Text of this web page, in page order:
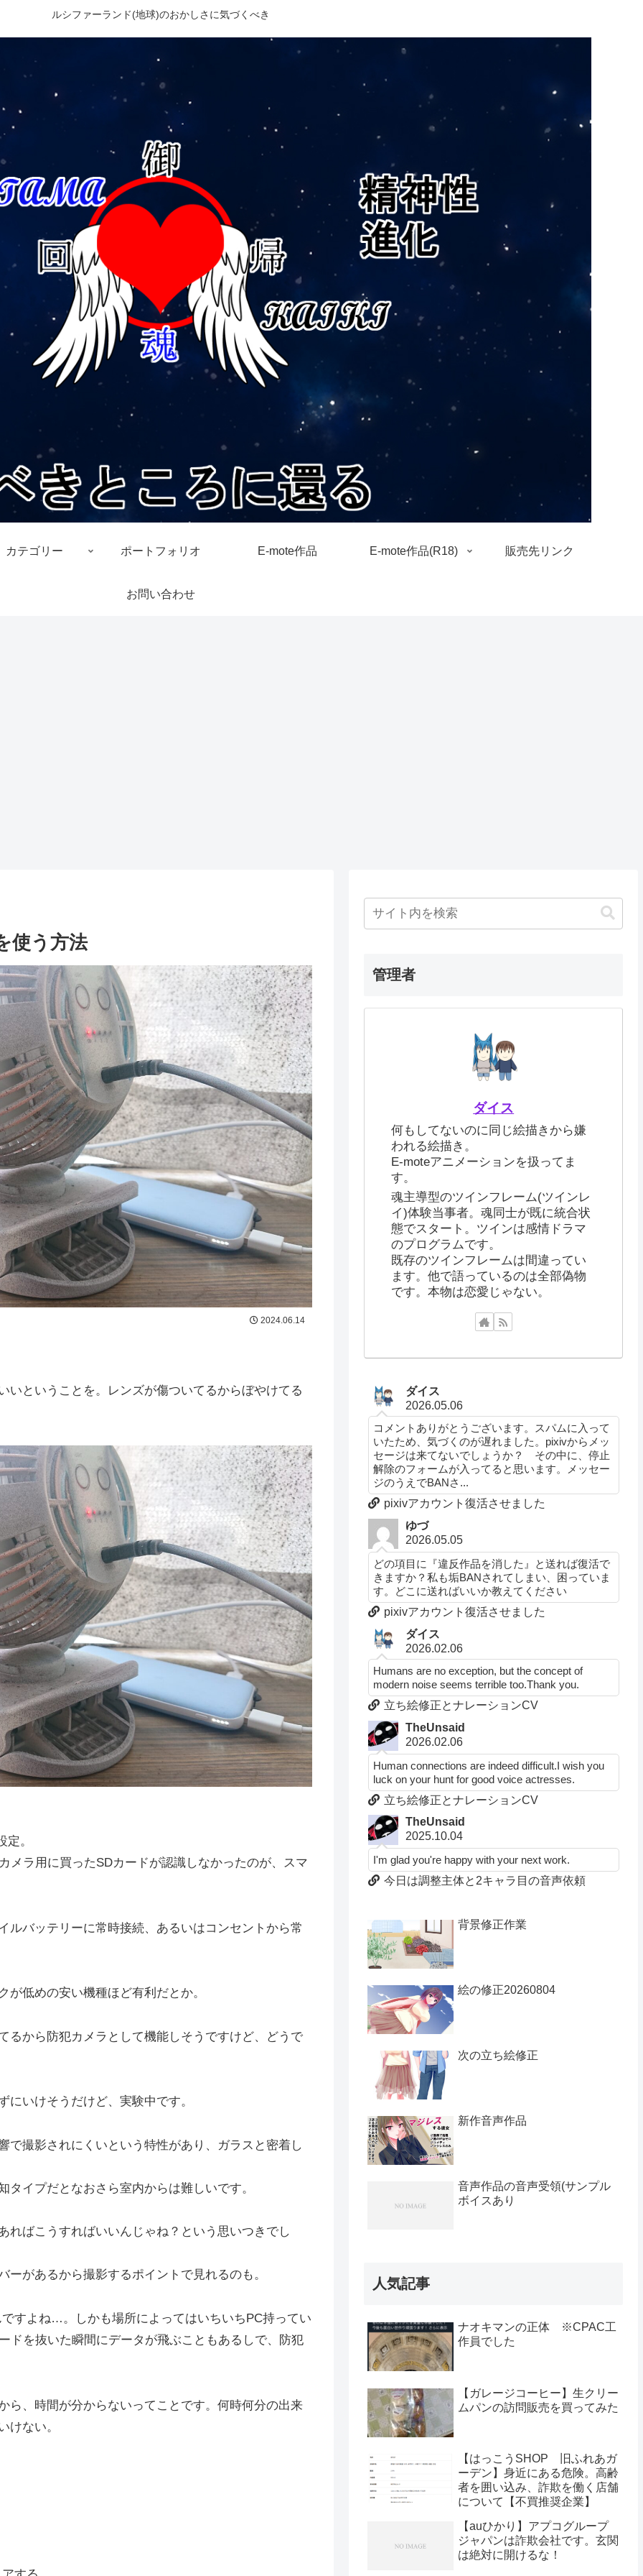
ルシファーランド(地球)のおかしさに気づくべき
カテゴリー ポートフォリオ E-mote作品 E-mote作品(R18) 販売先リンク
お問い合わせ
使う方法
2024.06.14
ということを。レンズが傷ついてるからぼやけてる
。
メラ用に買ったSDカードが認識しなかったのが、スマ
バッテリーに常時接続、あるいはコンセントから常
低めの安い機種ほど有利だとか。
るから防犯カメラとして機能しそうですけど、どうで
いけそうだけど、実験中です。
撮影されにくいという特性があり、ガラスと密着し
イプだとなおさら室内からは難しいです。
ればこうすればいいんじゃね？という思いつきでし
があるから撮影するポイントで見れるのも。
すよね…。しかも場所によってはいちいちPC持ってい
ドを抜いた瞬間にデータが飛ぶこともあるしで、防犯
ら、時間が分からないってことです。何時何分の出来
けない。
管理者
ダイス
何もしてないのに同じ絵描きから嫌
われる絵描き。
E-moteアニメーションを扱ってま
す。
魂主導型のツインフレーム(ツインレ
イ)体験当事者。魂同士が既に統合状
態でスタート。ツインは感情ドラマ
のプログラムです。
既存のツインフレームは間違ってい
ます。他で語っているのは全部偽物
です。本物は恋愛じゃない。
ダイス
2026.05.06
コメントありがとうございます。スパムに入って
いたため、気づくのが遅れました。pixivからメッ
セージは来てないでしょうか？ その中に、停止
解除のフォームが入ってると思います。メッセー
ジのうえでBANさ...
pixivアカウント復活させました
ゆづ
2026.05.05
どの項目に『違反作品を消した』と送れば復活で
きますか？私も垢BANされてしまい、困っていま
す。どこに送ればいいか教えてください
pixivアカウント復活させました
ダイス
2026.02.06
Humans are no exception, but the concept of
modern noise seems terrible too.Thank you.
立ち絵修正とナレーションCV
TheUnsaid
2026.02.06
Human connections are indeed difficult.I wish you
luck on your hunt for good voice actresses.
立ち絵修正とナレーションCV
TheUnsaid
2025.10.04
I'm glad you're happy with your next work.
今日は調整主体と2キャラ目の音声依頼
背景修正作業
絵の修正20260804
次の立ち絵修正
新作音声作品
音声作品の音声受領(サンプル
ボイスあり
人気記事
ナオキマンの正体 ※CPAC工
作員でした
【ガレージコーヒー】生クリー
ムパンの訪問販売を買ってみた
【はっこうSHOP 旧ふれあガ
ーデン】身近にある危険。高齢
者を囲い込み、詐欺を働く店舗
について【不買推奨企業】
【auひかり】アプコグループ
ジャパンは詐欺会社です。玄関
は絶対に開けるな！